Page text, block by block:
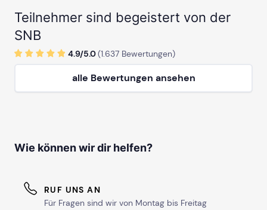
Teilnehmer sind begeistert von der
SNB
4.9/5.0(1.637 Bewertungen)
alle Bewertungen ansehen
Wie können wir dir helfen?
RUF UNS AN
Für Fragen sind wir von Montag bis Freitag